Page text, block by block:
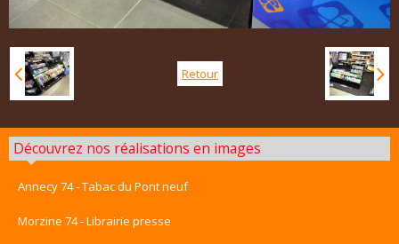
Retour
Découvrez nos réalisations en images
Annecy 74 - Tabac du Pont neuf
Morzine 74 - Librairie presse